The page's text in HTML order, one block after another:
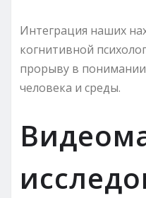
Интеграция наших
когнитивной
прорыву в
человека и среды.